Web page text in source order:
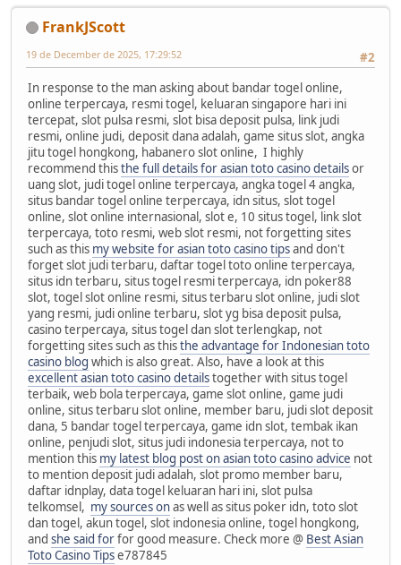
FrankJScott
#2
19 de December de 2025, 17:29:52
In response to the man asking about bandar togel online,
online terpercaya, resmi togel, keluaran singapore hari ini
tercepat, slot pulsa resmi, slot bisa deposit pulsa, link judi
resmi, online judi, deposit dana adalah, game situs slot, angka
jitu togel hongkong, habanero slot online, I highly
recommend thisthe full details for asian toto casino detailsor
uang slot, judi togel online terpercaya, angka togel 4 angka,
situs bandar togel online terpercaya, idn situs, slot togel
online, slot online internasional, slot e, 10 situs togel, link slot
terpercaya, toto resmi, web slot resmi, not forgetting sites
such as this my website for asian toto casino tipsand don't
forget slot judi terbaru, daftar togel toto online terpercaya,
situs idn terbaru, situs togel resmi terpercaya, idn poker88
slot, togel slot online resmi, situs terbaru slot online, judi slot
yang resmi, judi online terbaru, slot yg bisa deposit pulsa,
casino terpercaya, situs togel dan slot terlengkap, not
forgetting sites such as thisthe advantage for Indonesian toto
casino blog which is also great. Also, have a look at this
excellent asian toto casino detailstogether with situs togel
terbaik, web bola terpercaya, game slot online, game judi
online, situs terbaru slot online, member baru, judi slot deposit
dana, 5 bandar togel terpercaya, game idn slot, tembak ikan
online, penjudi slot, situs judi indonesia terpercaya, not to
mention this my latest blog post on asian toto casino advice not
to mention deposit judi adalah, slot promo member baru,
daftar idnplay, data togel keluaran hari ini, slot pulsa
telkomsel, my sources onas well as situs poker idn, toto slot
dan togel, akun togel, slot indonesia online, togel hongkong,
and she said forfor good measure. Check more @ Best Asian
Toto Casino Tipse787845